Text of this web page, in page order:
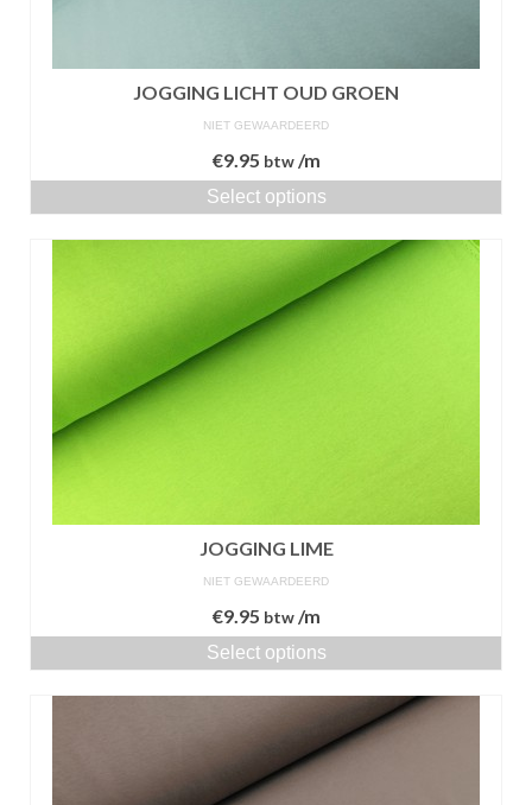
JOGGING LICHT OUD GROEN
NIET GEWAARDEERD
€9.95 btw/m
Select options
JOGGING LIME
NIET GEWAARDEERD
€9.95 btw/m
Select options